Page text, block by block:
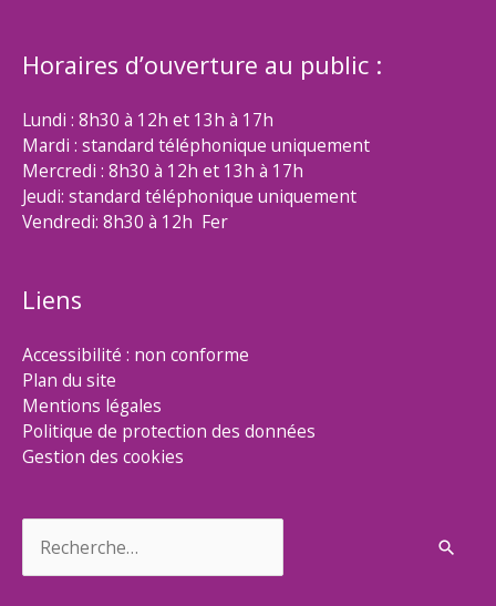
Horaires d’ouverture au public :
Lundi : 8h30 à 12h et 13h à 17h
Mardi : standard téléphonique uniquement
Mercredi : 8h30 à 12h et 13h à 17h
Jeudi: standard téléphonique uniquement
Vendredi: 8h30 à 12h Fer
Liens
Accessibilité : non conforme
Plan du site
Mentions légales
Politique de protection des données
Gestion des cookies